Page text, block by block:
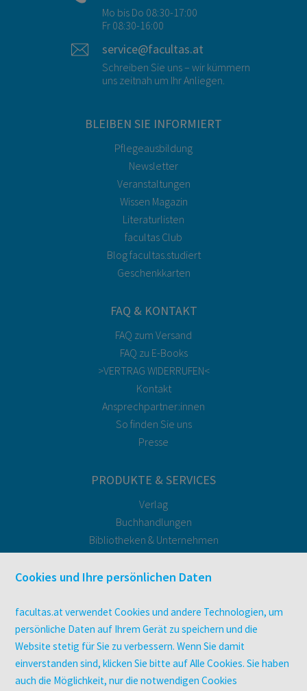
Mo bis Do 08:30-17:00
Fr 08:30-16:00
service@facultas.at
Schreiben Sie uns – wir kümmern
uns zeitnah um Ihr Anliegen.
BLEIBEN SIE INFORMIERT
Pflegeausbildung
Newsletter
Veranstaltungen
Wissen Magazin
Literaturlisten
facultas Club
Blog facultas.studiert
Geschenkkarten
FAQ & KONTAKT
FAQ zum Versand
FAQ zu E-Books
>VERTRAG WIDERRUFEN<
Kontakt
Ansprechpartner:innen
So finden Sie uns
Presse
PRODUKTE & SERVICES
Verlag
Buchhandlungen
Bibliotheken & Unternehmen
facultas Bindeservice
Druckerei facultas druckt.
Zeitschriften
Digitale Angebote
UNTERNEHMEN
Cookies und Ihre persönlichen Daten
facultas.at verwendet Cookies und andere Technologien, um
persönliche Daten auf Ihrem Gerät zu speichern und die
Website stetig für Sie zu verbessern. Wenn Sie damit
einverstanden sind, klicken Sie bitte auf Alle Cookies. Sie haben
auch die Möglichkeit, nur die notwendigen Cookies